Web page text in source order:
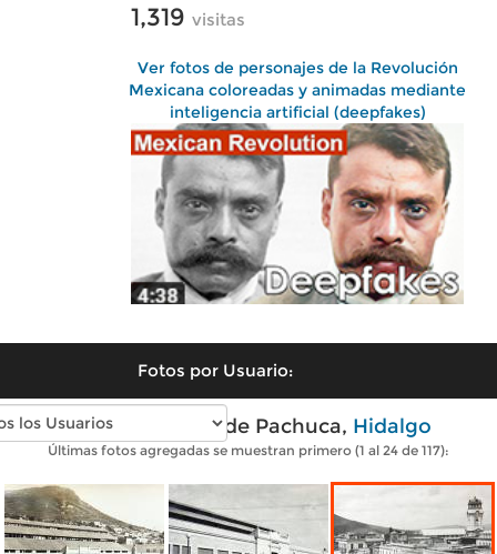
1,319 visitas
Ver fotos de personajes de la Revolución
Mexicana coloreadas y animadas mediante
inteligencia artificial (deepfakes)
Fotos por Usuario:
Fotos antiguas de Pachuca, Hidalgo
Últimas fotos agregadas se muestran primero (1 al 24 de 117):